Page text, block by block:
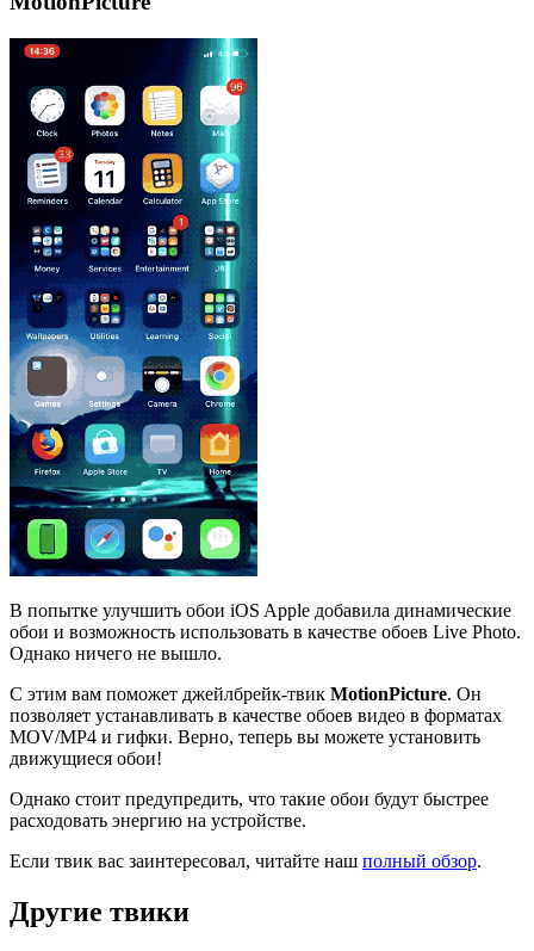
В попытке улучшить обои iOS Apple добавила динамические
обои и возможность использовать в качестве обоев Live Photo.
Однако ничего не вышло.
С этим вам поможет джейлбрейк-твик MotionPicture. Он
позволяет устанавливать в качестве обоев видео в форматах
MOV/MP4 и гифки. Верно, теперь вы можете установить
движущиеся обои!
Однако стоит предупредить, что такие обои будут быстрее
расходовать энергию на устройстве.
Если твик вас заинтересовал, читайте наш полный обзор.
Другие твики